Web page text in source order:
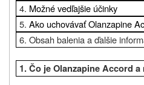
4. Možné vedľajšie účinky
5. Ako uchovávať Olanzapine
6. Obsah balenia a ďalšie
1. Čo je Olanzapine Accord a